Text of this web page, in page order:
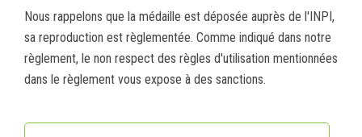
Nous rappelons que la médaille est déposée auprès de l'INPI,
sa reproduction est règlementée. Comme indiqué dans notre
règlement, le non respect des règles d'utilisation mentionnées
dans le règlement vous expose à des sanctions.